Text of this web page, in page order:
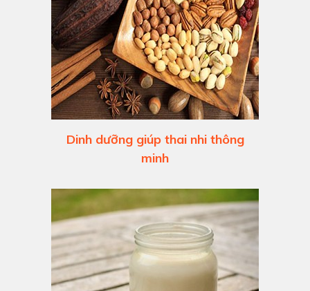
Dinh dưỡng giúp thai nhi thông
minh